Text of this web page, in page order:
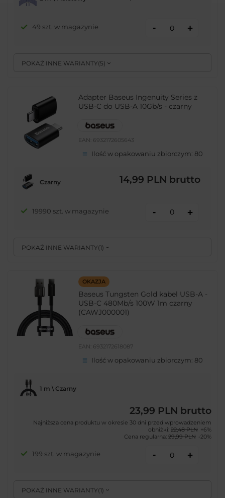
POKAŻ INNE WARIANTY(5)
49 szt. w magazynie - +
Adapter Baseus Ingenuity Series z
USB-C do USB-A 10Gb/s - czarny
EAN: 6932172605643
Ilość w opakowaniu zbiorczym: 80
POKAŻ INNE WARIANTY( 1)
Czarny 14,99 PLN brutto
19990 szt. w magazynie - +
OKAZJA
Baseus Tungsten Gold kabel USB-A -
USB-C 480Mb/s 100W 1m czarny
(CAWJ000001)
EAN: 6932172618087
Ilość w opakowaniu zbiorczym: 80
POKAŻ INNE WARIANTY( 1)
1 m \ Czarny
23,99 PLN brutto
Najniższa cena produktu w okresie 30 dni przed wprowadzeniem
obniżki: 22,48 PLN +6%
Cena regularna: 29,99 PLN -20%
199 szt. w magazynie - +